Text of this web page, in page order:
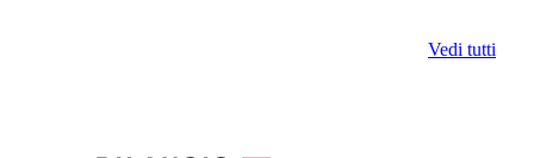
Vedi tutti